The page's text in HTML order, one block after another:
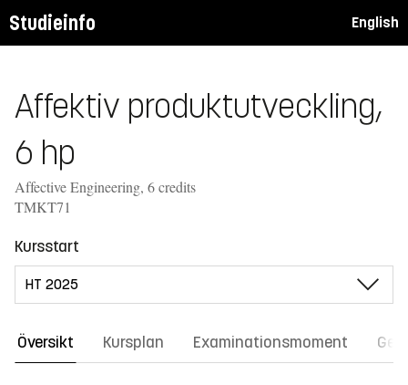
Studieinfo English
Affektiv produktutveckling,
6 hp
Affective Engineering, 6 credits
TMKT71
Kursstart
Översikt Kursplan Examinationsmoment